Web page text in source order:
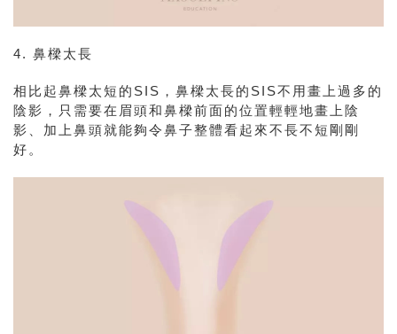
4. 鼻樑太長
相比起鼻樑太短的SIS，鼻樑太長的SIS不用畫上過多的
陰影，只需要在眉頭和鼻樑前面的位置輕輕地畫上陰
影、加上鼻頭就能夠令鼻子整體看起來不長不短剛剛
好。